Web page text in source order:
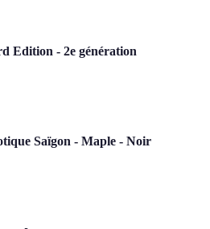
Edition - 2e génération
Saïgon - Maple - Noir